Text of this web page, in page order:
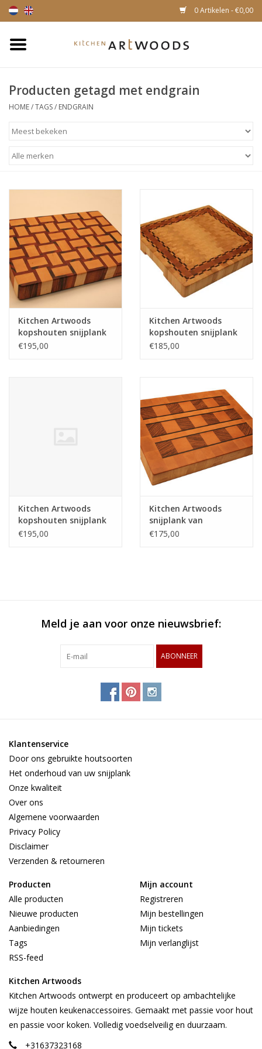
0 Artikelen - €0,00
Snijplanken
Magnetische houten
Producten getagd met endgrain
HOME/TAGS/ ENDGRAIN
Kitchen Artwoods
kopshouten snijplank
met gewoven patroon
€195,00
Kitchen Artwoods
kopshouten snijplank
van haagbeuk, kers en
€185,00
Kitchen Artwoods
kopshouten snijplank
met gewoven patroon
€195,00
Kitchen Artwoods
snijplank van
gestoomd beuken,
€175,00
Meld je aan voor onze nieuwsbrief:
ABONNEER
Klantenservice
Door ons gebruikte houtsoorten
Het onderhoud van uw snijplank
Onze kwaliteit
Over ons
Algemene voorwaarden
Privacy Policy
Disclaimer
Verzenden & retourneren
Producten
Alle producten
Nieuwe producten
Aanbiedingen
Tags
RSS-feed
Mijn account
Registreren
Mijn bestellingen
Mijn tickets
Mijn verlanglijst
Kitchen Artwoods
Kitchen Artwoods ontwerpt en produceert op ambachtelijke
wijze houten keukenaccessoires. Gemaakt met passie voor hout
en passie voor koken. Volledig voedselveilig en duurzaam.
+31637323168